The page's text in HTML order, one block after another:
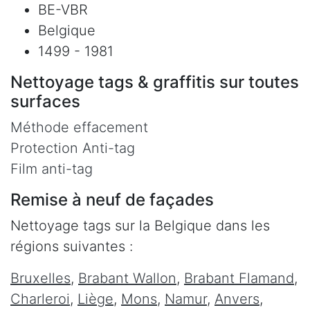
BE-VBR
Belgique
1499 - 1981
Nettoyage tags & graffitis sur toutes
surfaces
Méthode effacement
Protection Anti-tag
Film anti-tag
Remise à neuf de façades
Nettoyage tags sur la Belgique dans les
régions suivantes :
Bruxelles, Brabant Wallon, Brabant Flamand,
Charleroi, Liège, Mons, Namur, Anvers,